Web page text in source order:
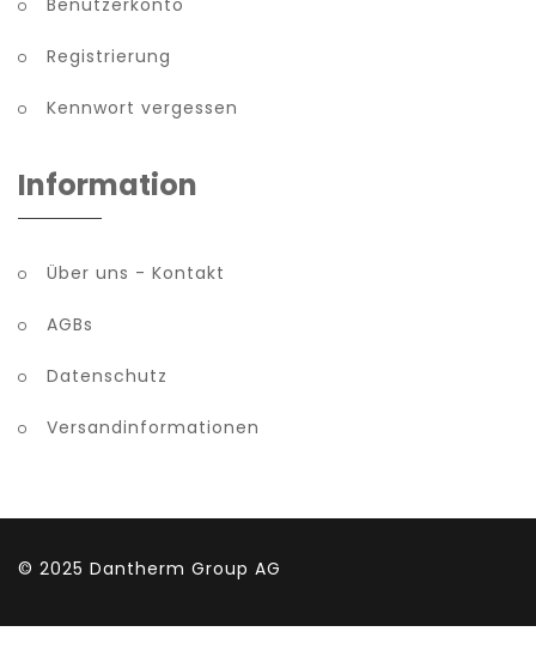
Benutzerkonto
Registrierung
Kennwort vergessen
Information
Über uns - Kontakt
AGBs
Datenschutz
Versandinformationen
© 2025 Dantherm Group AG